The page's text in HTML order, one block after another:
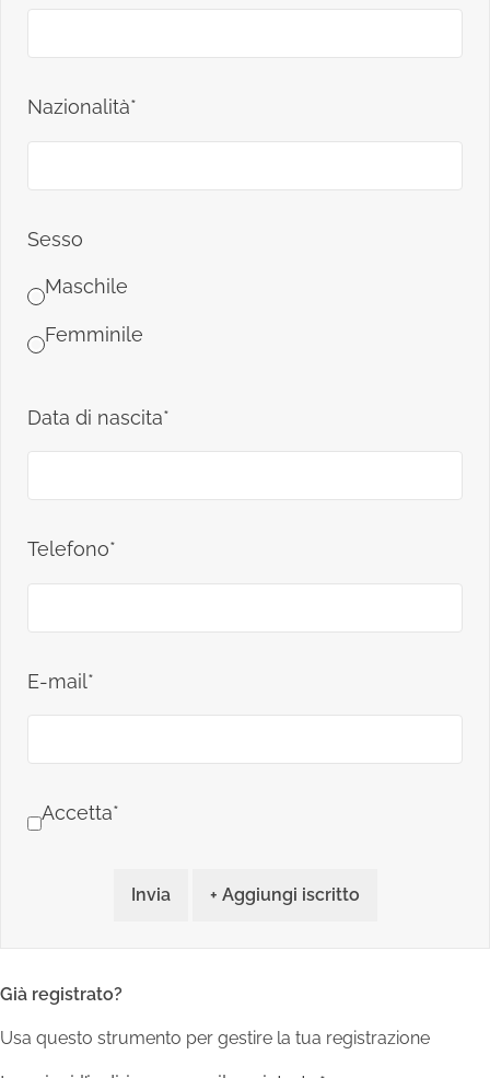
Nazionalità*
Sesso
Maschile
Femminile
Data di nascita*
Telefono*
E-mail*
Accetta*
Invia + Aggiungi iscritto
Già registrato?
Usa questo strumento per gestire la tua registrazione